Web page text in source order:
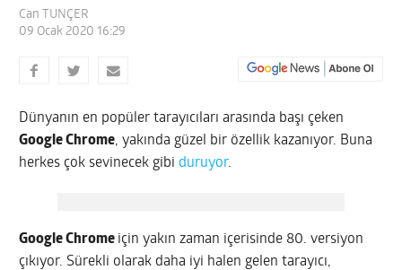
Can TUNÇER
09 Ocak 2020 16:29
Dünyanın en popüler tarayıcıları arasında başı çeken
Google Chrome, yakında güzel bir özellik kazanıyor. Buna
herkes çok sevinecek gibi duruyor.
Google Chrome için yakın zaman içerisinde 80. versiyon
çıkıyor. Sürekli olarak daha iyi halen gelen tarayıcı,